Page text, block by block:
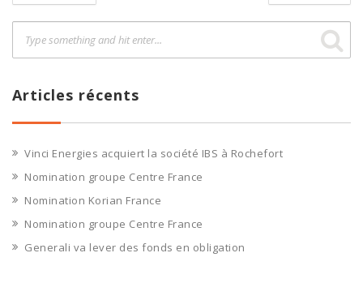
Articles récents
Vinci Energies acquiert la société IBS à Rochefort
Nomination groupe Centre France
Nomination Korian France
Nomination groupe Centre France
Generali va lever des fonds en obligation